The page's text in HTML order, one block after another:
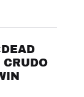
CRUDO